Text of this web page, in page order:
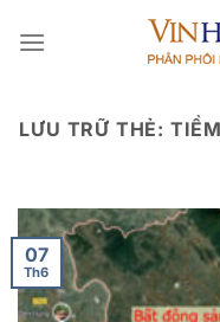
qua
LƯU TRỮ THẺ:
07
Th6